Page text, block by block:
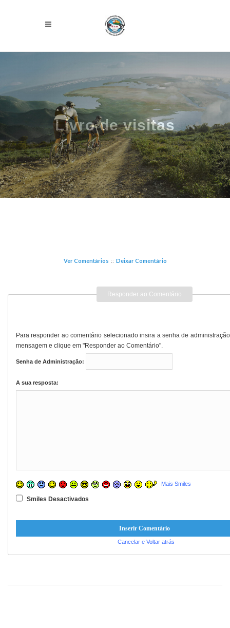
Livro de visitas
Ver Comentários :: Deixar Comentário
Responder ao Comentário
Para responder ao comentário selecionado insira a senha de
mensagem e clique em "Responder ao Comentário".
Senha de Administração:
A sua resposta:
Mais Smiles
Smiles Desactivados
Cancelar e Voltar atrás